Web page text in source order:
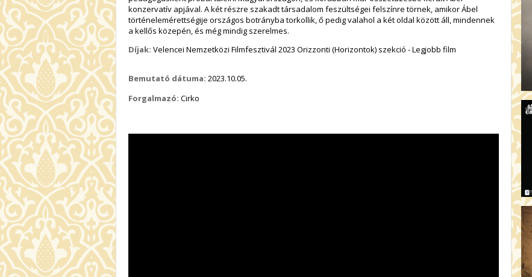
konzervatív apjával. A két részre szakadt társadalom feszültségei felszínre törnek, amikor Ábel
történelemérettségije országos botrányba torkollik, ő pedig valahol a két oldal között áll, mindennek
a kellős közepén, és még mindig szerelmes.
Díjak: Velencei Nemzetközi Filmfesztivál 2023 Orizzonti (Horizontok) szekció - Legjobb film
Bemutató dátuma: 2023.10.05.
Forgalmazó: Cirko